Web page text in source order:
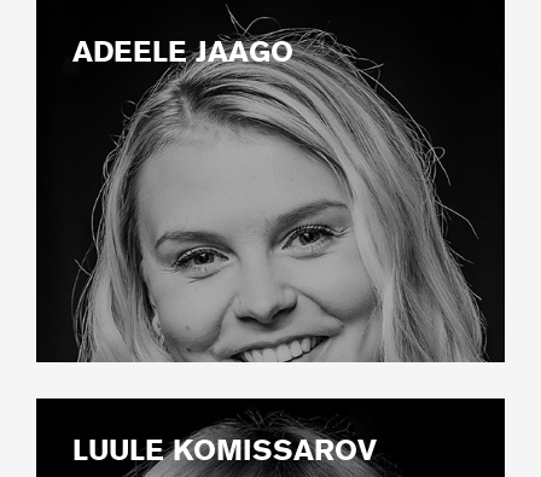
ADEELE JAAGO
LUULE KOMISSAROV